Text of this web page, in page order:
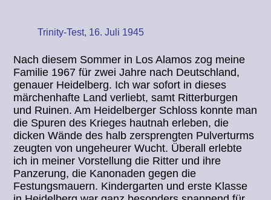
Trinity-Test, 16. Juli 1945
Nach diesem Sommer in Los Alamos zog meine
Familie 1967 für zwei Jahre nach Deutschland,
genauer Heidelberg. Ich war sofort in dieses
märchenhafte Land verliebt, samt Ritterburgen
und Ruinen. Am Heidelberger Schloss konnte man
die Spuren des Krieges hautnah erleben, die
dicken Wände des halb zersprengten Pulverturms
zeugten von ungeheurer Wucht. Überall erlebte
ich in meiner Vorstellung die Ritter und ihre
Panzerung, die Kanonaden gegen die
Festungsmauern. Kindergarten und erste Klasse